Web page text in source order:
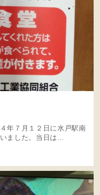
年７月１２日に水戸駅南
ました。当日は…